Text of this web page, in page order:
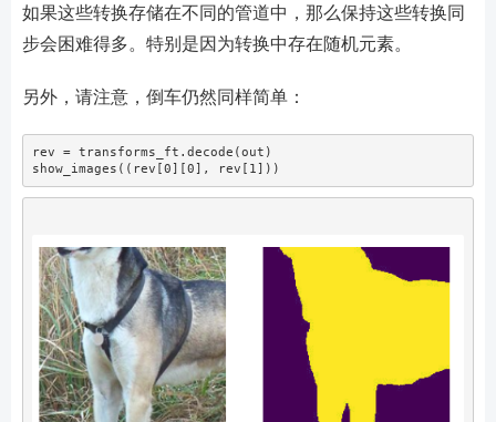
如果这些转换存储在不同的管道中，那么保持这些转换同
步会困难得多。特别是因为转换中存在随机元素。
另外，请注意，倒车仍然同样简单：
rev = transforms_ft.decode(out)
show_images((rev[ 0 0 ], rev[ 1 ]))